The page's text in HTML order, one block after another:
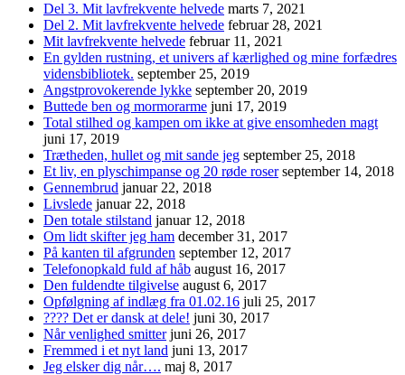
Del 3. Mit lavfrekvente helvede marts 7, 2021
Del 2. Mit lavfrekvente helvede februar 28, 2021
Mit lavfrekvente helvede februar 11, 2021
En gylden rustning, et univers af kærlighed og mine forfædres
vidensbibliotek. september 25, 2019
Angstprovokerende lykke september 20, 2019
Buttede ben og mormorarme juni 17, 2019
Total stilhed og kampen om ikke at give ensomheden magt
juni 17, 2019
Trætheden, hullet og mit sande jeg september 25, 2018
Et liv, en plyschimpanse og 20 røde roser september 14, 2018
Gennembrud januar 22, 2018
Livslede januar 22, 2018
Den totale stilstand januar 12, 2018
Om lidt skifter jeg ham december 31, 2017
På kanten til afgrunden september 12, 2017
Telefonopkald fuld af håb august 16, 2017
Den fuldendte tilgivelse august 6, 2017
Opfølgning af indlæg fra 01.02.16 juli 25, 2017
???? Det er dansk at dele! juni 30, 2017
Når venlighed smitter juni 26, 2017
Fremmed i et nyt land juni 13, 2017
Jeg elsker dig når…. maj 8, 2017